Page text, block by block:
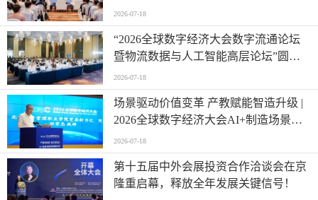
2026-07-18
“2026全球数字经济大会数字流通论坛
暨物流数据与人工智能高层论坛”圆满
成功举办
2026-07-18
场景驱动价值变革 产教赋能智造升级 |
2026全球数字经济大会AI+制造场景落
地国际论坛成功举办
2026-07-18
第十五届中外会展投资合作洽谈会在京
隆重启幕，释放全年发展关键信号！